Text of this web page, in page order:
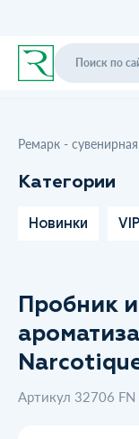
Ремарк -
Категории
Новинки
Пробник
Артикул 32706 FN